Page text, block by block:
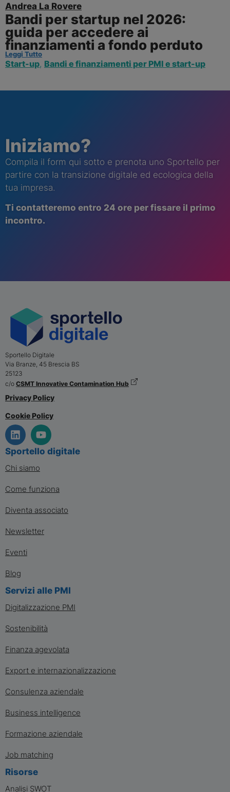
Andrea La Rovere
Bandi per startup nel 2026:
guida per accedere ai
finanziamenti a fondo perduto
Leggi Tutto
Start-up, Bandi e finanziamenti per PMI e start-up
Iniziamo?
Compila il form qui sotto e prenota uno Sportello per
partire con la transizione digitale ed ecologica della
tua impresa.
Ti contatteremo entro 24 ore per fissare il primo
incontro.
Sportello Digitale
Via Branze, 45 Brescia BS
25123
c/o CSMT Innovative Contamination Hub
Privacy Policy
Cookie Policy
Sportello digitale
Chi siamo
Come funziona
Diventa associato
Newsletter
Eventi
Blog
Servizi alle PMI
Digitalizzazione PMI
Sostenibilità
Finanza agevolata
Export e internazionalizzazione
Consulenza aziendale
Business intelligence
Formazione aziendale
Job matching
Risorse
Analisi SWOT